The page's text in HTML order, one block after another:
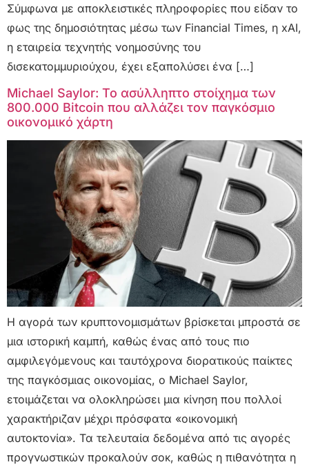
Σύμφωνα με αποκλειστικές πληροφορίες που είδαν το
φως της δημοσιότητας μέσω των Financial Times, η xAI,
η εταιρεία τεχνητής νοημοσύνης του
δισεκατομμυριούχου, έχει εξαπολύσει ένα […]
Michael Saylor: Το ασύλληπτο στοίχημα των
800.000 Bitcoin που αλλάζει τον παγκόσμιο
οικονομικό χάρτη
Η αγορά των κρυπτονομισμάτων βρίσκεται μπροστά σε
μια ιστορική καμπή, καθώς ένας από τους πιο
αμφιλεγόμενους και ταυτόχρονα διορατικούς παίκτες
της παγκόσμιας οικονομίας, ο Michael Saylor,
ετοιμάζεται να ολοκληρώσει μια κίνηση που πολλοί
χαρακτήριζαν μέχρι πρόσφατα «οικονομική
αυτοκτονία». Τα τελευταία δεδομένα από τις αγορές
προγνωστικών προκαλούν σοκ, καθώς η πιθανότητα η